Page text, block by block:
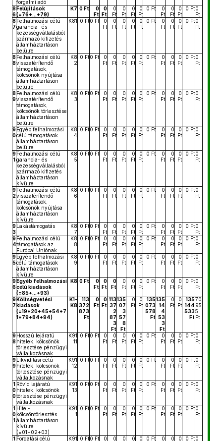
forgalmi adó
8
6
Felújítások
(=76+...+79)
K7 0 Ft
0
Ft
0
Ft
0
Ft
0
Ft
0
Ft
0
Ft
0 Ft
0
Ft
0
Ft
0
Ft
0 Ft0
Ft
8
7
Felhalmozási célú
garancia- és
kezességvállalásból
származó kifizetés
államháztartáson
belülre
K81 0 Ft0 Ft
0
Ft
0
Ft
0
Ft
0
Ft
0
Ft
0 Ft
0
Ft
0
Ft
0
Ft
0 Ft0
Ft
8
8
Felhalmozási célú
visszatérítendő
támogatások,
kölcsönök nyújtása
államháztartáson
belülre
K8
2
0 Ft0 Ft
0
Ft
0
Ft
0
Ft
0
Ft
0
Ft
0 Ft
0
Ft
0
Ft
0
Ft
0 Ft0
Ft
8
9
Felhalmozási célú
visszatérítendő
támogatások,
kölcsönök törlesztése
államháztartáson
belülre
K8
3
0 Ft0 Ft
0
Ft
0
Ft
0
Ft
0
Ft
0
Ft
0 Ft
0
Ft
0
Ft
0
Ft
0 Ft0
Ft
9
0
Egyéb felhalmozási
célú támogatások
államháztartáson
belülre
K8
4
0 Ft0 Ft
0
Ft
0
Ft
0
Ft
0
Ft
0
Ft
0 Ft
0
Ft
0
Ft
0
Ft
0 Ft0
Ft
9
1
Felhalmozási célú
garancia- és
kezességvállalásból
származó kifizetés
államháztartáson
kívülre
K8
5
0 Ft0 Ft
0
Ft
0
Ft
0
Ft
0
Ft
0
Ft
0 Ft
0
Ft
0
Ft
0
Ft
0 Ft0
Ft
9
2
Felhalmozási célú
visszatérítendő
támogatások,
kölcsönök nyújtása
államháztartáson
kívülre
K8
6
0 Ft0 Ft
0
Ft
0
Ft
0
Ft
0
Ft
0
Ft
0 Ft
0
Ft
0
Ft
0
Ft
0 Ft0
Ft
9
3
Lakástámogatás
K8
7
0 Ft0 Ft
0
Ft
0
Ft
0
Ft
0
Ft
0
Ft
0 Ft
0
Ft
0
Ft
0
Ft
0 Ft0
Ft
9
4
Felhalmozási célú
támogatások az
Európai Uniónak
K8
8
0 Ft0 Ft
0
Ft
0
Ft
0
Ft
0
Ft
0
Ft
0 Ft
0
Ft
0
Ft
0
Ft
0 Ft0
Ft
9
5
Egyéb felhalmozási
célú támogatások
államháztartáson
kívülre
K8
9
0 Ft0 Ft
0
Ft
0
Ft
0
Ft
0
Ft
0
Ft
0 Ft
0
Ft
0
Ft
0
Ft
0 Ft0
Ft
9
6
Egyéb felhalmozási
célú kiadások
(=85+...+93)
K8 0 Ft
0
Ft
0
Ft
0
Ft
0
Ft
0
Ft
0
Ft
0 Ft
0
Ft
0
Ft
0
Ft
0 Ft0
Ft
9
7
Költségvetési
kiadások
(=19+20+45+54+7
1+79+84+94)
K1-
K8
113
372
873
Ft
0
Ft
0
Ft
113
37
2
87
3
Ft
135
07
3
57
8
Ft
0
Ft
0
Ft
135
073
578
Ft
135
14
4
53
3
Ft
0
Ft
0
Ft
135
144
533
Ft
70
95
5
Ft
9
8
Hosszú lejáratú
hitelek, kölcsönök
törlesztése pénzügyi
vállalkozásnak
K91
11
0 Ft0 Ft
0
Ft
0
Ft
0
Ft
0
Ft
0
Ft
0 Ft
0
Ft
0
Ft
0
Ft
0 Ft0
Ft
9
9
Likviditási célú
hitelek, kölcsönök
törlesztése pénzügyi
vállalkozásnak
K91
12
0 Ft0 Ft
0
Ft
0
Ft
0
Ft
0
Ft
0
Ft
0 Ft
0
Ft
0
Ft
0
Ft
0 Ft0
Ft
1
0
0
Rövid lejáratú
hitelek, kölcsönök
törlesztése pénzügyi
vállalkozásnak
K91
13
0 Ft0 Ft
0
Ft
0
Ft
0
Ft
0
Ft
0
Ft
0 Ft
0
Ft
0
Ft
0
Ft
0 Ft0
Ft
1
0
1
Hitel-,
kölcsöntörlesztés
államháztartáson
kívülre
(=01+02+03)
K91
1
0 Ft0 Ft
0
Ft
0
Ft
0
Ft
0
Ft
0
Ft
0 Ft
0
Ft
0
Ft
0
Ft
0 Ft0
Ft
1 Forgatási célú
K91 0 Ft0 Ft
0
0
0
0
0
0 Ft
0
0
0
0 Ft0